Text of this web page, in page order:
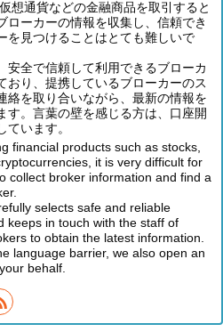
想通貨などの金融商品を取引すると
ローカーの情報を収集し、信頼でき
を見つけることはとても難しいで
安全で信頼して利用できるブローカ
おり、提携しているブローカーのス
絡を取り合いながら、最新の情報を
す。言葉の壁を感じる方は、口座開
ています。
financial products such as stocks,
it is very difficult for
collect broker information and find a
selects safe and reliable
keeps in touch with the staff of
to obtain the latest information.
language barrier, we also open an
behalf.